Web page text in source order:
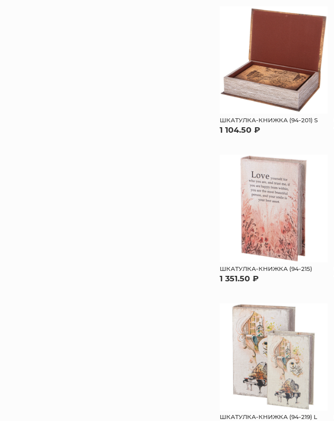
ШКАТУЛКА-КНИЖКА (94-201) S
1 104.50 ₽
ШКАТУЛКА-КНИЖКА (94-215)
1 351.50 ₽
ШКАТУЛКА-КНИЖКА (94-219) L